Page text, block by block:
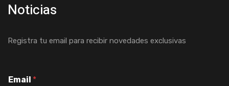
Noticias
Registra tu email para recibir novedades exclusivas
Email *